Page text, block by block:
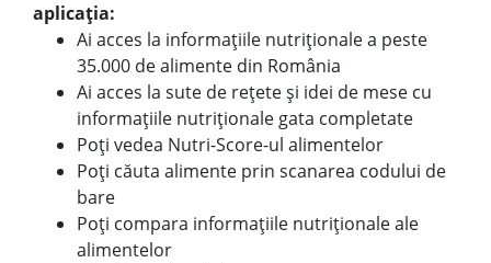
aplicația:
Ai acces la informațiile nutriționale a peste
35.000 de alimente din România
Ai acces la sute de rețete și idei de mese cu
informațiile nutriționale gata completate
Poți vedea Nutri-Score-ul alimentelor
Poți căuta alimente prin scanarea codului de
bare
Poți compara informațiile nutriționale ale
alimentelor